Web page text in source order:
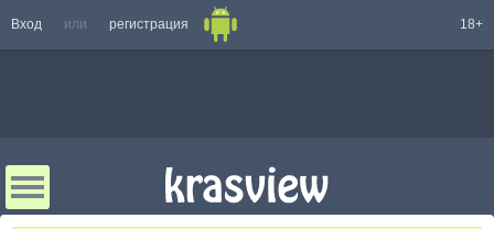
Вход или регистрация 18+